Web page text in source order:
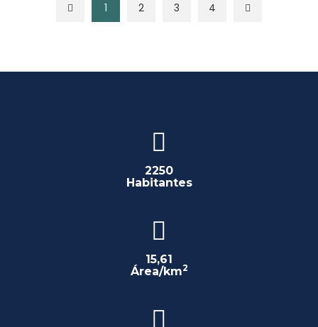
1 2 3 4
2250
Habitantes
15,61
Área/km2